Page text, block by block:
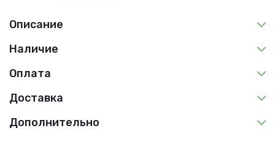
Описание
Наличие
Оплата
Доставка
Дополнительно